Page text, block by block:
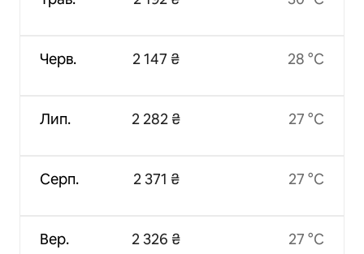
Черв.
Лип.
Серп.
Вер.
2 147 ₴
2 282 ₴
2 371 ₴
2 326 ₴
28 °C
27 °C
27 °C
27 °C